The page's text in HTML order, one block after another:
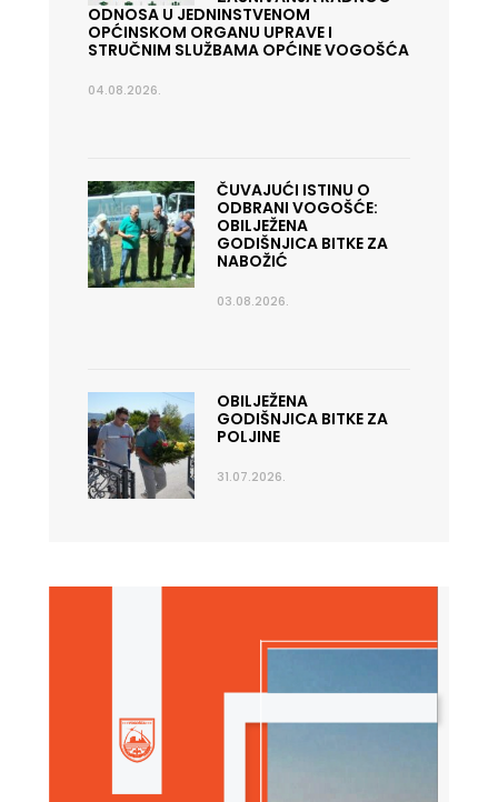
ODNOSA U JEDNINSTVENOM
OPĆINSKOM ORGANU UPRAVE I
STRUČNIM SLUŽBAMA OPĆINE VOGOŠĆA
04.08.2026.
ČUVAJUĆI ISTINU O
ODBRANI VOGOŠĆE:
OBILJEŽENA
GODIŠNJICA BITKE ZA
NABOŽIĆ
03.08.2026.
OBILJEŽENA
GODIŠNJICA BITKE ZA
POLJINE
31.07.2026.